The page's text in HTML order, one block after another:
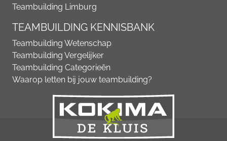
Teambuilding Limburg
TEAMBUILDING KENNISBANK
Teambuilding Wetenschap
Teambuilding Vergelijker
Teambuilding Categorieën
Waarop letten bij jouw teambuilding?